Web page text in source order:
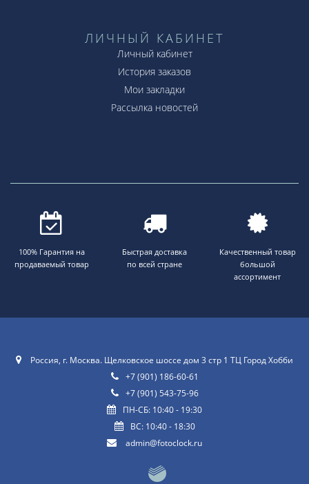
ЛИЧНЫЙ КАБИНЕТ
Личный кабинет
История заказов
Мои закладки
Рассылка новостей
100% Гарантия на
продаваемый товар
Быстрая доставка
по всей стране
Качественный товар
большой
ассортимент
Россия, г. Москва. Щелковское шоссе дом 3 стр 1 ТЦ Город Хобби
+7 (901) 186-60-61
+7 (901) 543-75-96
ПН-СБ: 10:40 - 19:30
ВС: 10:40 - 18:30
admin@fotoclock.ru